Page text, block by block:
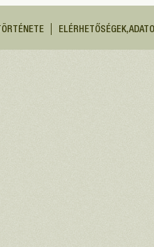
ELÉRHETŐSÉGEK,